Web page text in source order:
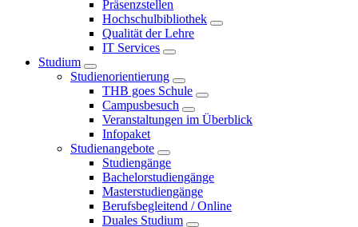
Präsenzstellen
Hochschulbibliothek
Qualität der Lehre
IT Services
Studium
Studienorientierung
THB goes Schule
Campusbesuch
Veranstaltungen im Überblick
Infopaket
Studienangebote
Studiengänge
Bachelorstudiengänge
Masterstudiengänge
Berufsbegleitend / Online
Duales Studium